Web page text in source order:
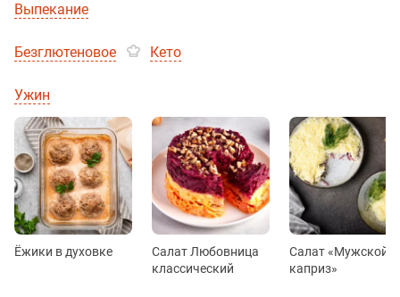
Выпекание
Безглютеновое Кето
Ужин
Ёжики в духовке
Салат Любовница
классический
Салат «Мужской
каприз»